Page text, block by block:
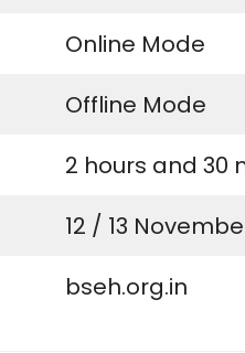
Online Mode
Offline Mode
2 hours and 30
12 / 13
bseh.org.in